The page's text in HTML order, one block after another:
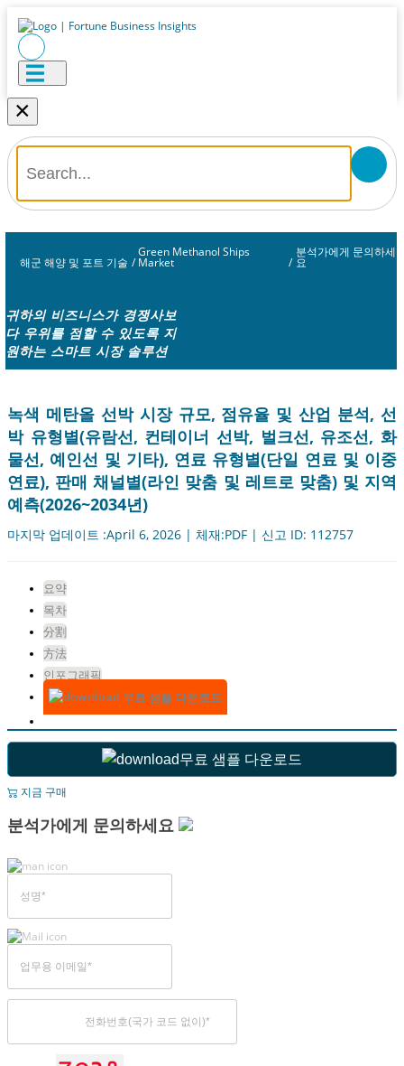
×
해군 해양 및 포트 기술 /
Green Methanol Ships
Market /
분석가에게 문의하세
요
귀하의 비즈니스가 경쟁사보
다 우위를 점할 수 있도록 지
원하는 스마트 시장 솔루션
녹색 메탄올 선박 시장 규모, 점유율 및 산업 분석, 선
박 유형별(유람선, 컨테이너 선박, 벌크선, 유조선, 화
물선, 예인선 및 기타), 연료 유형별(단일 연료 및 이중
연료), 판매 채널별(라인 맞춤 및 레트로 맞춤) 및 지역
예측(2026~2034년)
마지막 업데이트 :April 6, 2026 | 체재:PDF | 신고 ID: 112757
요약
목차
分割
方法
인포그래픽
무료 샘플 다운로드
무료 샘플 다운로드
지금 구매
분석가에게 문의하세요